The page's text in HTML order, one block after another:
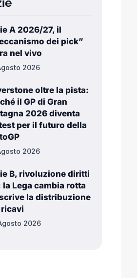
A 2026/27, il
dei pick”
nel vivo
2026
oltre la pista:
il GP di Gran
2026 diventa
per il futuro della
2026
B, rivoluzione diritti
la Lega cambia rotta
la distribuzione
2026